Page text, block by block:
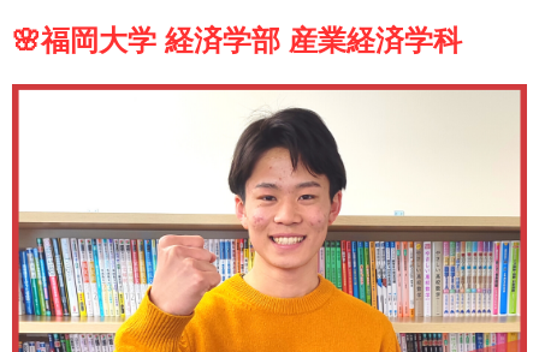
🌸福岡大学 経済学部 産業経済学科